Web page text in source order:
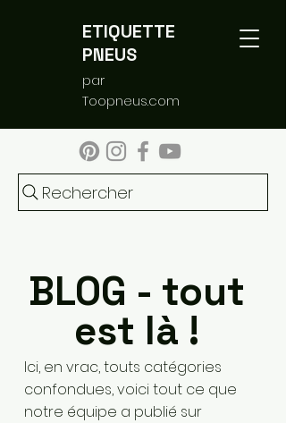
ETIQUETTE
PNEUS
par
Toopneus.com
Rechercher
BLOG - tout
est là !
Ici, en vrac, touts catégories
confondues, voici tout ce que
notre équipe a publié sur